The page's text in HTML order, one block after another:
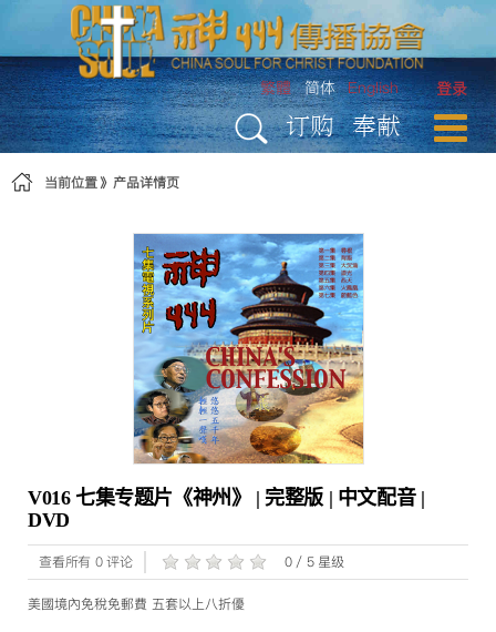
跳转到内容
登录
繁體 简体 English
订购 奉献
当前位置 产品详情页
V016 七集专题片《神州》 | 完整版 | 中文配音 |
DVD
查看所有 0 评论 0 / 5 星级
美國境內免稅免郵費 五套以上八折優